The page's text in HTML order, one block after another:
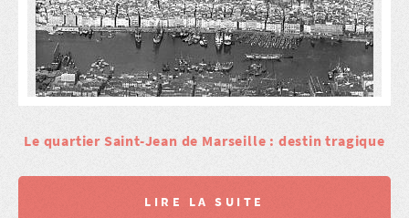
Le quartier Saint-Jean de Marseille : destin tragique
LIRE LA SUITE